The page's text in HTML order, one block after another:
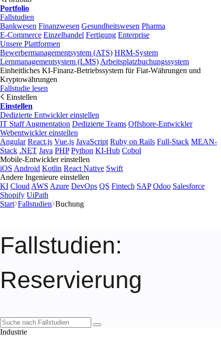
Portfolio
Fallstudien
Bankwesen Finanzwesen Gesundheitswesen Pharma
E-Commerce Einzelhandel Fertigung Enterprise
Unsere Plattformen
Bewerbermanagementsystem (ATS) HRM-System
Lernmanagementsystem (LMS) Arbeitsplatzbuchungssystem
Einheitliches KI-Finanz-Betriebssystem für Fiat-Währungen und
Kryptowährungen
Fallstudie lesen
Einstellen
Einstellen
Dedizierte Entwickler einstellen
IT Staff Augmentation Dedizierte Teams Offshore-Entwickler
Webentwickler einstellen
Angular React.js Vue.js JavaScript Ruby on Rails Full-Stack MEAN-
Stack .NET Java PHP Python KI-Hub Cobol
Mobile-Entwickler einstellen
iOS Android Kotlin React Native Swift
Andere Ingenieure einstellen
KI Cloud AWS Azure DevOps QS Fintech SAP Odoo Salesforce
Shopify UiPath
Start Fallstudien Buchung
Fallstudien:
Reservierung
Industrie